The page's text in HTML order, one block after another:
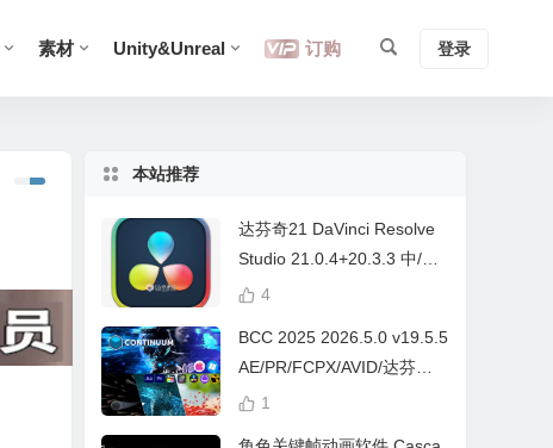
素材 Unity&Unreal 订购 登录
本站推荐
达芬奇21 DaVinci Resolve
Studio 21.0.4+20.3.3 中/英
文 Win/Mac
4
BCC 2025 2026.5.0 v19.5.5
AE/PR/FCPX/AVID/达芬奇
视频特效插件Continuum Wi
1